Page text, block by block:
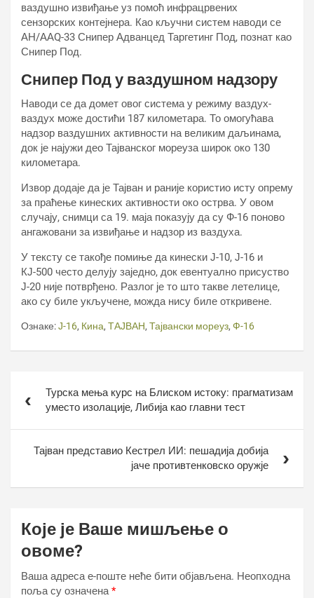
ваздушно извиђање уз помоћ инфрацрвених
сензорских контејнера. Као кључни систем наводи се
АН/ААQ-33 Снипер Адванцед Таргетинг Под, познат као
Снипер Под.
Снипер Под у ваздушном надзору
Наводи се да домет овог система у режиму ваздух-
ваздух може достићи 187 километара. То омогућава
надзор ваздушних активности на великим даљинама,
док је најужи део Тајванског мореуза широк око 130
километара.
Извор додаје да је Тајван и раније користио исту опрему
за праћење кинеских активности око острва. У овом
случају, снимци са 19. маја показују да су Ф-16 поново
ангажовани за извиђање и надзор из ваздуха.
У тексту се такође помиње да кинески Ј-10, Ј-16 и
КЈ-500 често делују заједно, док евентуално присуство
Ј-20 није потврђено. Разлог је то што такве летелице,
ако су биле укључене, можда нису биле откривене.
Ознаке:Ј-16, Кина, ТАЈВАН, Тајвански мореуз, Ф-16
чланкаТурска мења курс на Блиском истоку: прагматизам
уместо изолације, Либија као главни тест
Тајван представио Кестрел ИИ: пешадија добија
јаче противтенковско оружје
Које је Ваше мишљење о
овоме?
Ваша адреса е-поште неће бити објављена. Неопходна
поља су означена*